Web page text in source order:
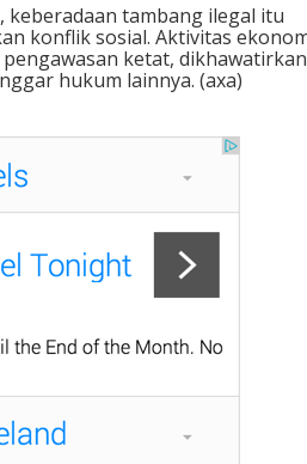
keberadaan tambang ilegal itu
konflik sosial. Aktivitas
ketat, dikhawatirkan
hukum lainnya. (axa)